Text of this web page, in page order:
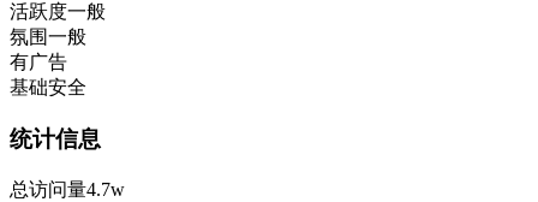
活跃度一般
氛围一般
有广告
基础安全
统计信息
总访问量4.7w